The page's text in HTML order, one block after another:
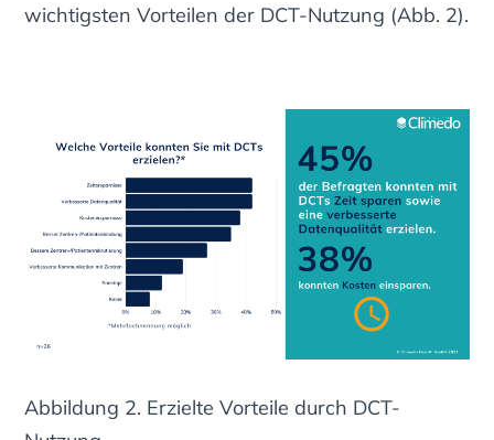
wichtigsten Vorteilen der DCT-Nutzung (Abb. 2).
Abbildung 2. Erzielte Vorteile durch DCT-